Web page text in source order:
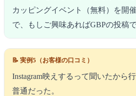
カッピングイベント（無料）を開
で、もしご興味あればGBPの投稿
📝 実例5（お客様の口コミ）
Instagram映えするって聞いたから
普通だった。